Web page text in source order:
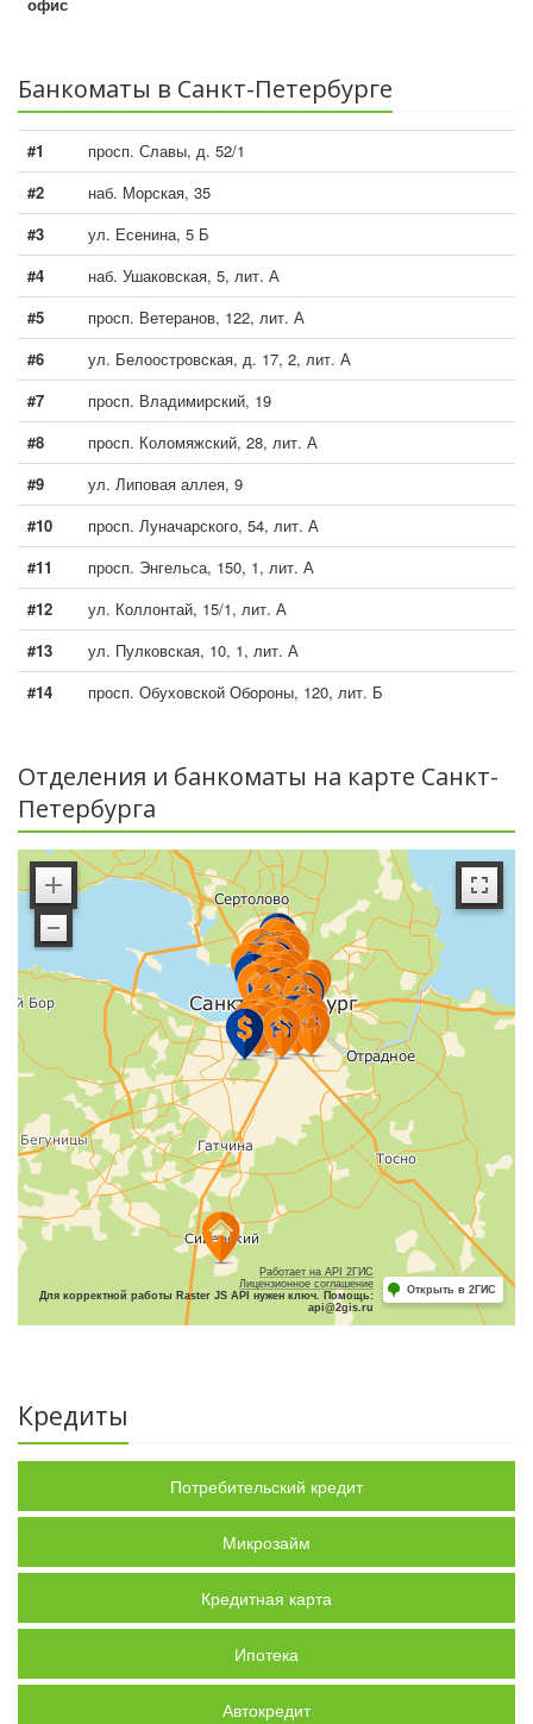
Банкоматы в Санкт-Петербурге
#1
просп. Славы, д. 52/1
#2
наб. Морская, 35
#3
ул. Есенина, 5 Б
#4
наб. Ушаковская, 5, лит. А
#5
просп. Ветеранов, 122, лит. А
#6
ул. Белоостровская, д. 17, 2, лит. А
#7
просп. Владимирский, 19
#8
просп. Коломяжский, 28, лит. А
#9
ул. Липовая аллея, 9
#10
просп. Луначарского, 54, лит. А
#11
просп. Энгельса, 150, 1, лит. А
#12
ул. Коллонтай, 15/1, лит. А
#13
ул. Пулковская, 10, 1, лит. А
#14
просп. Обуховской Обороны, 120, лит. Б
Отделения и банкоматы на карте Санкт-
Петербурга
Работает на API 2ГИС
Лицензионное соглашение
Для корректной работы Raster JS API нужен ключ. Помощь:
api@2gis.ru
Открыть в 2ГИС
Кредиты
Потребительский кредит
Микрозайм
Кредитная карта
Ипотека
Автокредит